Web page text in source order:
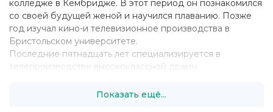
колледже в Кембридже. В этот период он познакомился
со своей будущей женой и научился плаванию. Позже
год изучал кино-и телевизионное производства в
Бристольском университете.
Последние пятнадцать лет специализируется в
телепроизводстве высококлассной драмы.
Показать ещё...